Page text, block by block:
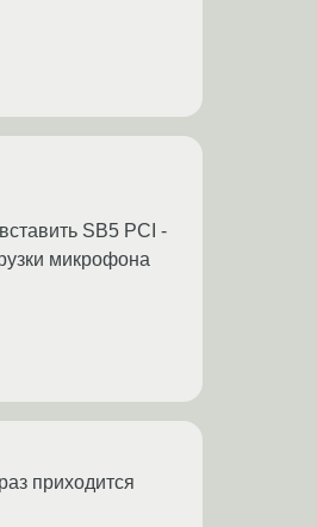
SB5 PCI -
микрофона
приходится